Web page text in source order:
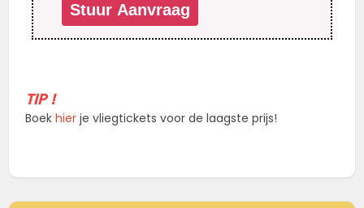
TIP !
Boekhier je vliegtickets voor de laagste prijs!